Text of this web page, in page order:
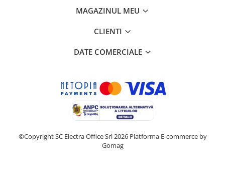
MAGAZINUL MEU
CLIENTI
DATE COMERCIALE
©Copyright SC Electra Office Srl 2026 Platforma E-commerce by
Gomag